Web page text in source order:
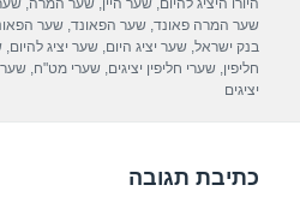
o
o
k
היורו היציג להיום,שער היין,שער המרה,
שער המרה פאונד,שער הפאונד,שער
בנק ישראל,שער יציג היום,שער יציג להיום,
חליפין,שערי חליפין יציגים,שערי מט"ח,
יציגים
כתיבת תגובה